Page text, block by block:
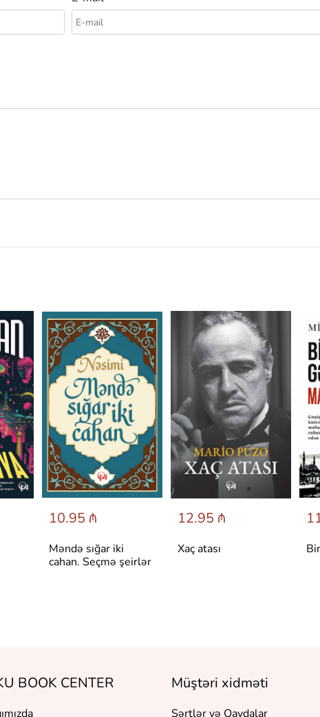
10.95 ₼
Məndə sığar iki
cahan. Seçmə şeirlər
12.95 ₼
Xaç atası
BOOK CENTER Müştəri xidməti
Şərtlər və Qaydalar